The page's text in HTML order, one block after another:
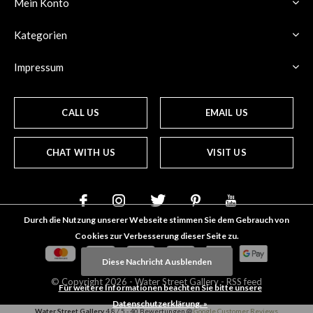
Mein Konto
Kategorien
Impressum
CALL US EMAIL US
CHAT WITH US VISIT US
© Copyright 2026 - Water Street Gallery- RSS feed
Water Street Gallery4.8 / 5 -40 Bewertungen @Google Customer Reviews
Durch die Nutzung unserer Webseite stimmen Sie dem Gebrauch von
Cookies zur Verbesserung dieser Seite zu.
Diese Nachricht Ausblenden
Für weitere Informationen beachten Sie bitte unsere
Datenschutzerklärung. »